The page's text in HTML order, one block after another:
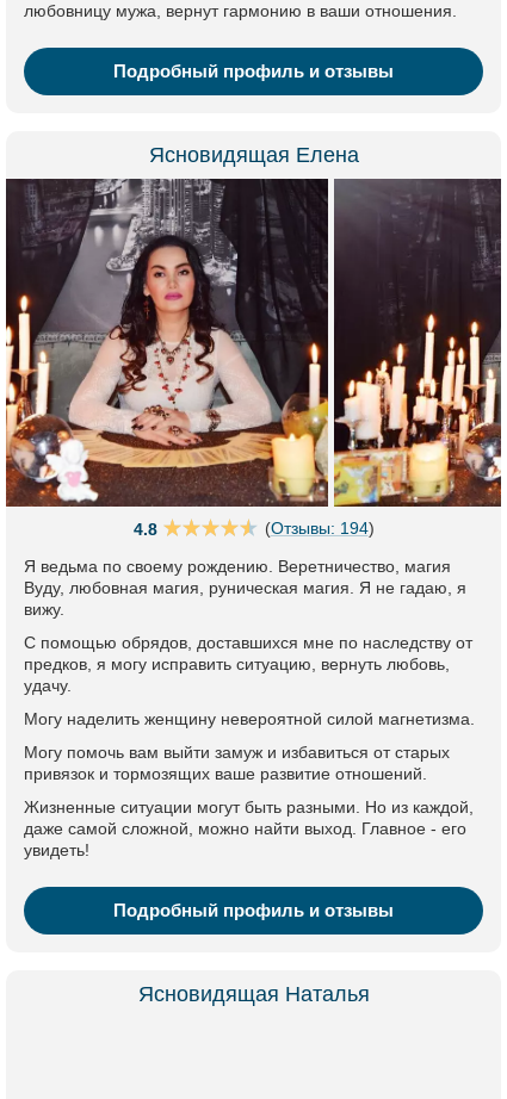
любовницу мужа, вернут гармонию в ваши отношения.
Подробный профиль и отзывы
Ясновидящая Елена
4.8 (Отзывы: 194)
Я ведьма по своему рождению. Веретничество, магия
Вуду, любовная магия, руническая магия. Я не гадаю, я
вижу.
С помощью обрядов, доставшихся мне по наследству от
предков, я могу исправить ситуацию, вернуть любовь,
удачу.
Могу наделить женщину невероятной силой магнетизма.
Могу помочь вам выйти замуж и избавиться от старых
привязок и тормозящих ваше развитие отношений.
Жизненные ситуации могут быть разными. Но из каждой,
даже самой сложной, можно найти выход. Главное - его
увидеть!
Подробный профиль и отзывы
Ясновидящая Наталья